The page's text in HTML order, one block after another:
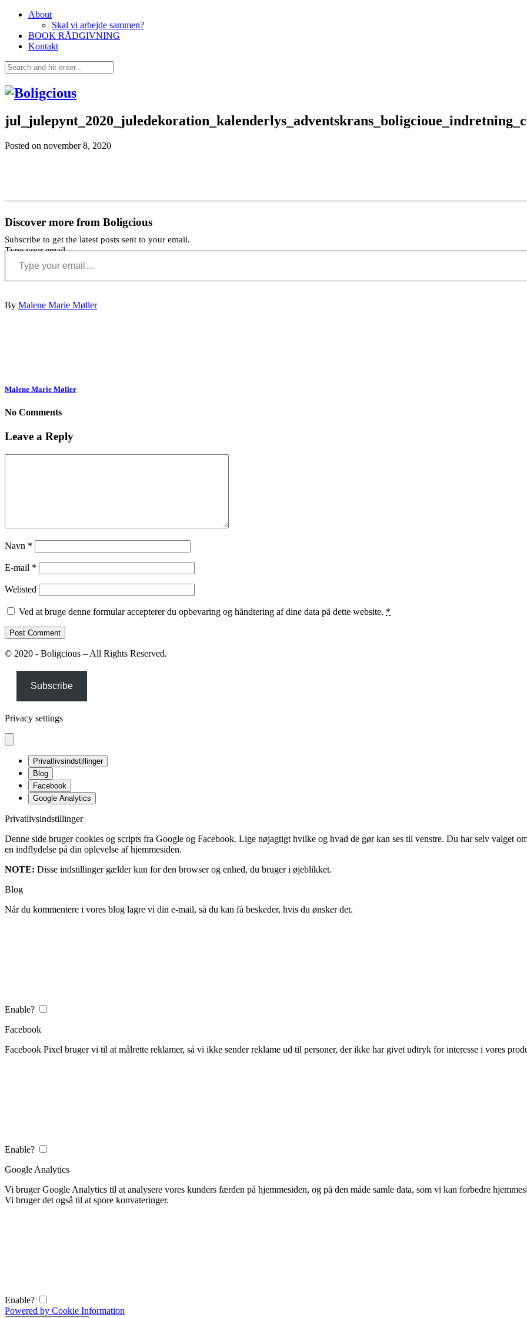
About
Skal vi arbejde sammen?
BOOK RÅDGIVNING
Kontakt
Posted on november 8, 2020
Discover more from Boligcious
Subscribe to get the latest posts sent to your email.
Type your email…
By Malene Marie Møller
Malene Marie Møller
No Comments
Leave a Reply
Navn *
E-mail *
Websted
Ved at bruge denne formular accepterer du opbevaring og håndtering af dine data på dette website. *
© 2020 - Boligcious – All Rights Reserved.
Subscribe
Privacy settings
Privatlivsindstillinger
Blog
Facebook
Google Analytics
Privatlivsindstillinger
Denne side bruger cookies og scripts fra Google og Facebook. Lige nøjagtigt hvilke og hvad de gør kan ses til venstre. Du har selv valget
en indflydelse på din oplevelse af hjemmesiden.
NOTE: Disse indstillinger gælder kun for den browser og enhed, du bruger i øjeblikket.
Blog
Når du kommentere i vores blog lagre vi din e-mail, så du kan få beskeder, hvis du ønsker det.
Enable?
Facebook
Facebook Pixel bruger vi til at målrette reklamer, så vi ikke sender reklame ud til personer, der ikke har givet udtryk for interesse i vores
Enable?
Google Analytics
Vi bruger Google Analytics til at analysere vores kunders færden på hjemmesiden, og på den måde samle data, som vi kan forbedre
Vi bruger det også til at spore konvateringer.
Enable?
Powered by Cookie Information